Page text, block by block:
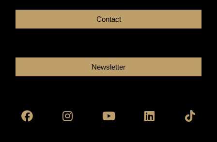
Contact
Newsletter